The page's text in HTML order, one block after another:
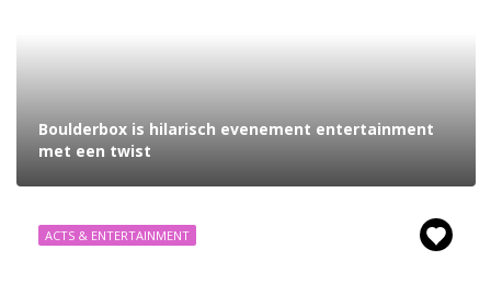
Boulderbox is hilarisch evenement entertainment
met een twist
ACTS & ENTERTAINMENT